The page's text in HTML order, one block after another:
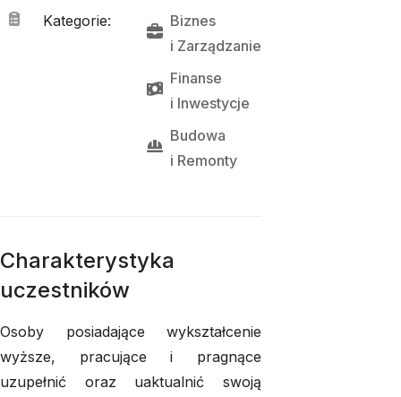
Kategorie:
Biznes
i Zarządzanie
Finanse
i Inwestycje
Budowa
i Remonty
Charakterystyka
uczestników
Osoby posiadające wykształcenie
wyższe, pracujące i pragnące
uzupełnić oraz uaktualnić swoją